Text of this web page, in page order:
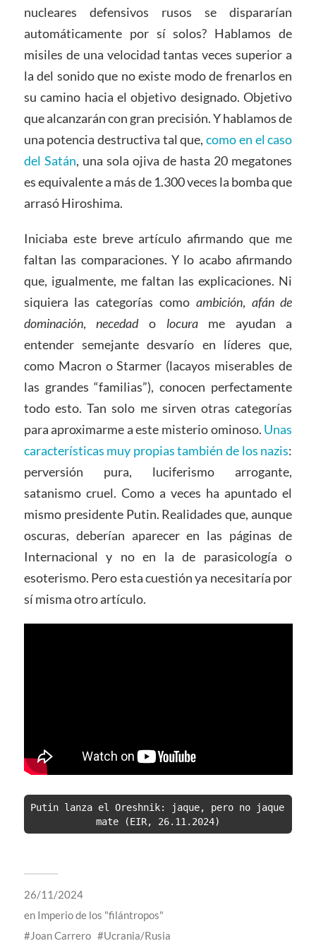
nucleares defensivos rusos se dispararían
automáticamente por sí solos? Hablamos de
misiles de una velocidad tantas veces superior a
la del sonido que no existe modo de frenarlos en
su camino hacia el objetivo designado. Objetivo
que alcanzarán con gran precisión. Y hablamos de
una potencia destructiva tal que,como en el caso
del Satán, una sola ojiva de hasta 20 megatones
es equivalente a más de 1.300 veces la bomba que
arrasó Hiroshima.
Iniciaba este breve artículo afirmando que me
faltan las comparaciones. Y lo acabo afirmando
que, igualmente, me faltan las explicaciones. Ni
siquiera las categorías como ambición, afán de
dominación,necedado locurame ayudan a
entender semejante desvarío en líderes que,
como Macron o Starmer (lacayos miserables de
las grandes “familias”), conocen perfectamente
todo esto. Tan solo me sirven otras categorías
para aproximarme a este misterio ominoso. Unas
características muy propias también de los nazis:
perversión pura, luciferismo arrogante,
satanismo cruel. Como a veces ha apuntado el
mismo presidente Putin. Realidades que, aunque
oscuras, deberían aparecer en las páginas de
Internacional y no en la de parasicología o
esoterismo. Pero esta cuestión ya necesitaría por
sí misma otro artículo.
Putin lanza el Oreshnik: jaque, pero no jaque
mate (EIR, 26.11.2024)
26/11/2024
en Imperio de los "filántropos"
Joan Carrero
Ucrania/Rusia